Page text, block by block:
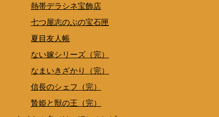
熱帯デラシネ宝飾店
七つ屋志のぶの宝石匣
夏目友人帳
ない嫁シリーズ（完）
なまいきざかり（完）
信長のシェフ（完）
贄姫と獣の王（完）